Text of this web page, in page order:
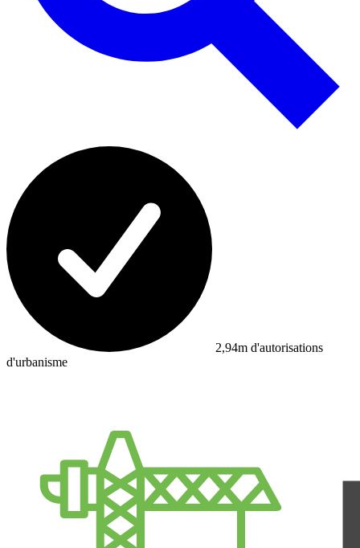
2,94m d'autorisations
d'urbanisme